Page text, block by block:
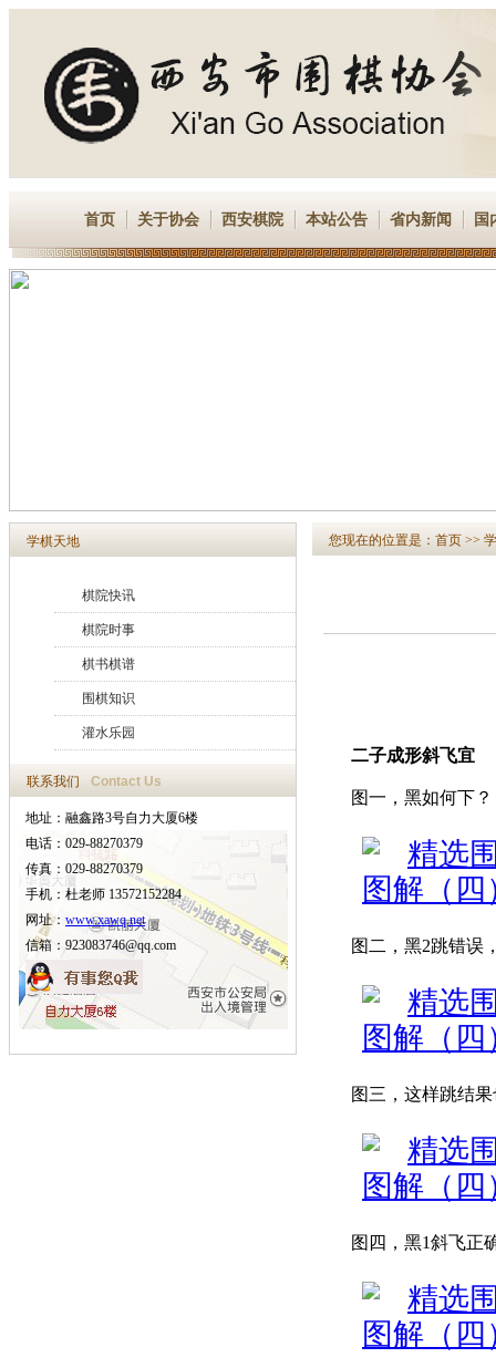
首页 关于协会 西安棋院 本站公告 省内新闻 国
学棋天地
棋院快讯
棋院时事
棋书棋谱
围棋知识
灌水乐园
联系我们 Contact Us
地址：融鑫路3号自力大厦6楼
电话：029-88270379
传真：029-88270379
手机：杜老师 13572152284
网址： www.xawq.net
信箱：923083746@qq.com
您现在的位置是： 首页 >>
二子成形斜飞宜
图一，黑如何下？
图二，黑2跳错误
图三，这样跳结
图四，黑1斜飞正